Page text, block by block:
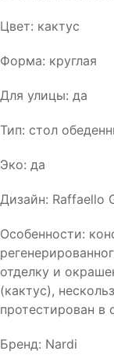
Цвет: кактус
Форма: круглая
Для улицы: да
Тип: стол
Эко: да
Дизайн: Raffaello
Особенности:
отделку и
(кактус),
протестирован в
Бренд: Nardi